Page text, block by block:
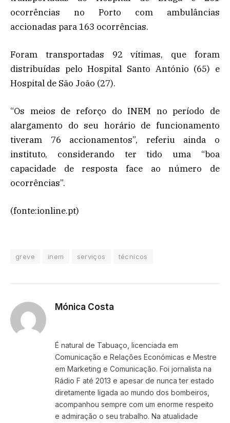
ocorrências no Porto com ambulâncias
accionadas para 163 ocorrências.
Foram transportadas 92 vítimas, que foram
distribuídas pelo Hospital Santo António (65) e
Hospital de São João (27).
“Os meios de reforço do INEM no período de
alargamento do seu horário de funcionamento
tiveram 76 accionamentos”, referiu ainda o
instituto, considerando ter tido uma “boa
capacidade de resposta face ao número de
ocorrências”.
(fonte:ionline.pt)
greve inem serviços técnicos
Mónica Costa
É natural de Tabuaço, licenciada em
Comunicação e Relações Económicas e Mestre
em Marketing e Comunicação. Foi jornalista na
Rádio F até 2013 e apesar de nunca ter estado
diretamente ligada ao mundo dos bombeiros,
acompanhou sempre com um enorme respeito
e admiração o seu trabalho. Na atualidade